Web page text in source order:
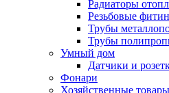
Радиаторы
Резьбовые
Трубы
Трубы
Умный дом
Датчики и
Фонари
Хозяйственные